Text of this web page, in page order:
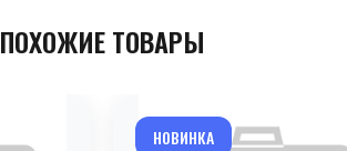
ПОХОЖИЕ ТОВАРЫ
НОВИНКА